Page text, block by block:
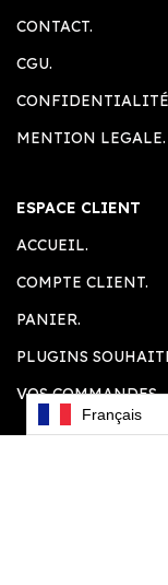
CONTACT.
CGU.
MENTION LEGALE.
ESPACE CLIENT
ACCUEIL.
COMPTE CLIENT.
PANIER.
PLUGINS
VOS COMMANDES.
Français